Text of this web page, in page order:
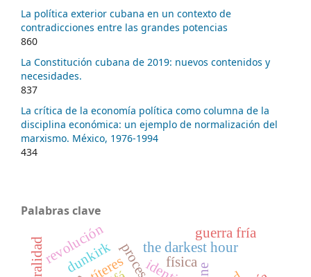
La política exterior cubana en un contexto de
contradicciones entre las grandes potencias
860
La Constitución cubana de 2019: nuevos contenidos y
necesidades.
837
La crítica de la economía política como columna de la
disciplina económica: un ejemplo de normalización del
marxismo. México, 1976-1994
434
Palabras clave
the darkest hour
dunkirk
títeres
revolución física
ruralidad
guerra fría